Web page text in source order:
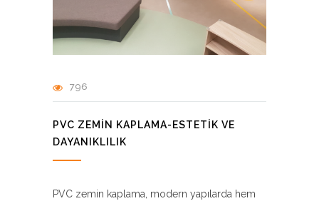
796
PVC ZEMIN KAPLAMA-ESTETIK VE
DAYANIKLILIK
PVC zemin kaplama, modern yapılarda hem